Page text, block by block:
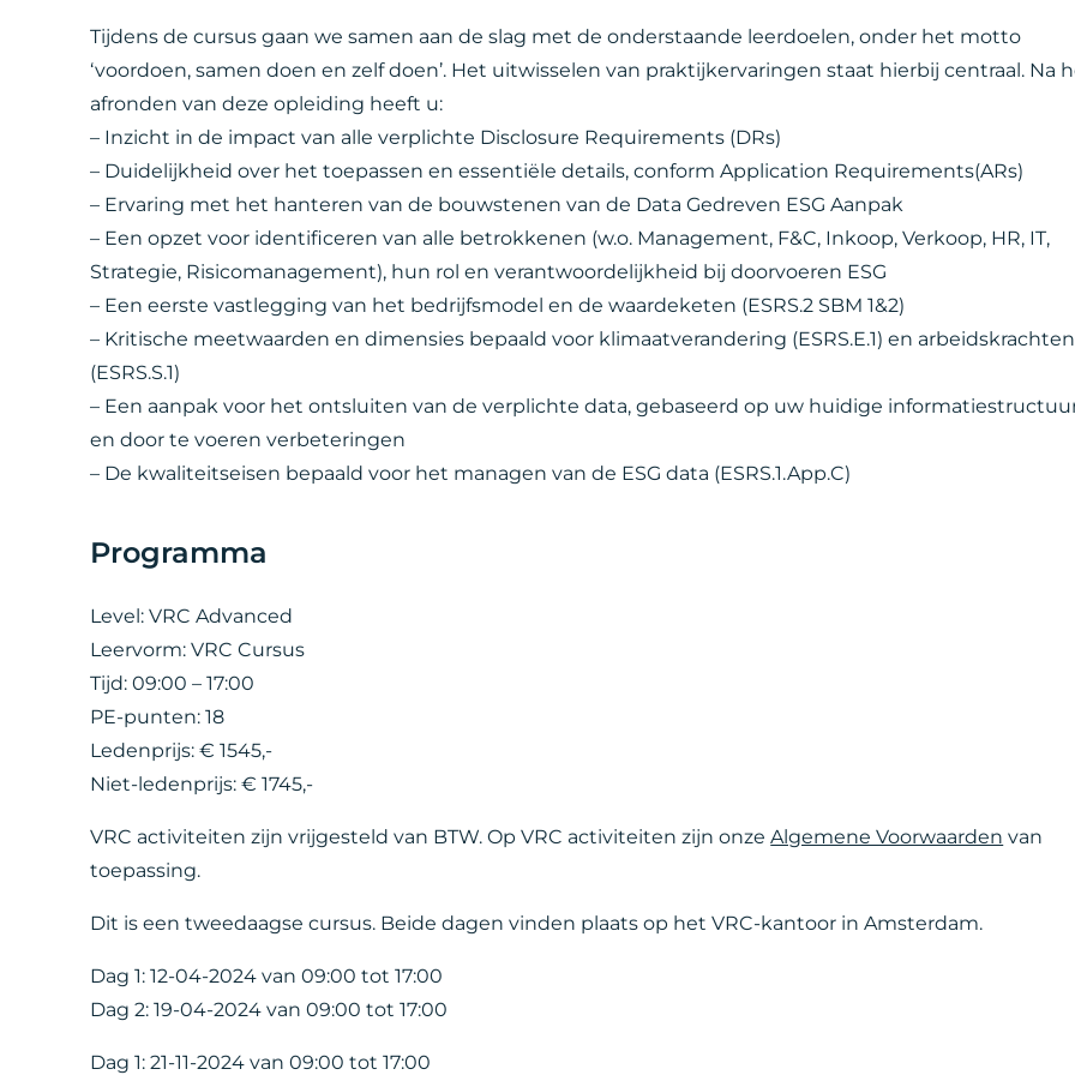
Tijdens de cursus gaan we samen aan de slag met de onderstaande leerdoelen, onder het motto
‘voordoen, samen doen en zelf doen’. Het uitwisselen van praktijkervaringen staat hierbij centraal. Na
afronden van deze opleiding heeft u:
– Inzicht in de impact van alle verplichte Disclosure Requirements (DRs)
– Duidelijkheid over het toepassen en essentiële details, conform Application Requirements(ARs)
– Ervaring met het hanteren van de bouwstenen van de Data Gedreven ESG Aanpak
– Een opzet voor identificeren van alle betrokkenen (w.o. Management, F&C, Inkoop, Verkoop, HR, IT,
Strategie, Risicomanagement), hun rol en verantwoordelijkheid bij doorvoeren ESG
– Een eerste vastlegging van het bedrijfsmodel en de waardeketen (ESRS.2 SBM 1&2)
– Kritische meetwaarden en dimensies bepaald voor klimaatverandering (ESRS.E.1) en arbeidskrachten
(ESRS.S.1)
– Een aanpak voor het ontsluiten van de verplichte data, gebaseerd op uw huidige
en door te voeren verbeteringen
– De kwaliteitseisen bepaald voor het managen van de ESG data (ESRS.1.App.C)
Programma
Level: VRC Advanced
Leervorm: VRC Cursus
Tijd: 09:00 – 17:00
PE-punten: 18
Ledenprijs: € 1545,-
Niet-ledenprijs: € 1745,-
VRC activiteiten zijn vrijgesteld van BTW. Op VRC activiteiten zijn onzeAlgemene Voorwaarden van
toepassing.
Dit is een tweedaagse cursus. Beide dagen vinden plaats op het VRC-kantoor in Amsterdam.
Dag 1: 12-04-2024 van 09:00 tot 17:00
Dag 2: 19-04-2024 van 09:00 tot 17:00
Dag 1: 21-11-2024 van 09:00 tot 17:00